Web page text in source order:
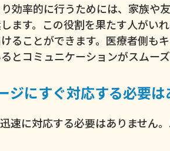
効率的に行うためには、家族や
ます。この役割を果たす人がい
ることができます。医療者側も
とコミュニケーションがスムーズ
ジにすぐ対応する必要は
速に対応する必要はありません